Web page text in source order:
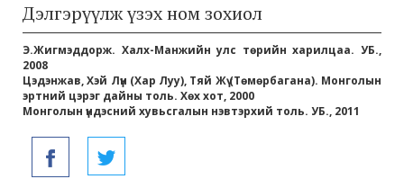
Дэлгэрүүлж үзэх ном зохиол
Э.Жигмэддорж. Халх-Манжийн улс төрийн харилцаа. УБ.,
2008
Цэдэнжав, Хэй Лүн (Хар Луу), Тяй Жү (Төмөрбагана). Монголын
эртний цэрэг дайны толь. Хөх хот, 2000
Монголын үндэсний хувьсгалын нэвтэрхий толь. УБ., 2011